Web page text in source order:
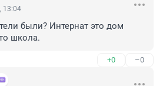
13:04
были? Интернат это дом
школа.
+0 –0